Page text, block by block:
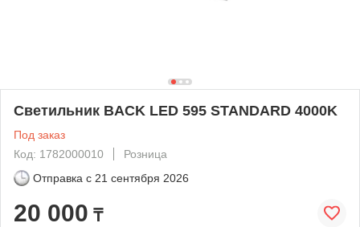
Светильник BACK LED 595 STANDARD 4000K
Под заказ
Код: 1782000010
Розница
Отправка с 21 сентября 2026
20 000 ₸